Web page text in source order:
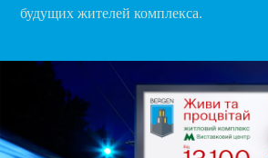
будущих жителей комплекса.